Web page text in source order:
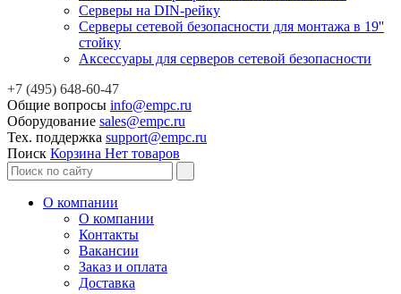
Серверы на DIN-рейку
Серверы сетевой безопасности для монтажа в 19''
стойку
Аксессуары для серверов сетевой безопасности
+7 (495) 648-60-47
Общие вопросы info@empc.ru
Оборудование sales@empc.ru
Тех. поддержка support@empc.ru
Поиск Корзина Нет товаров
О компании
О компании
Контакты
Вакансии
Заказ и оплата
Доставка